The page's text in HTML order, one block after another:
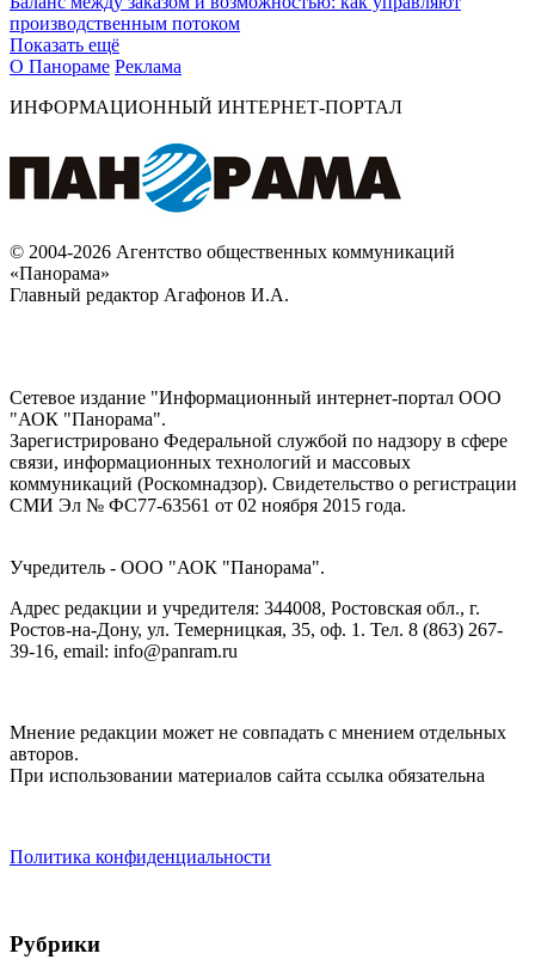
производственным потоком
Показать ещё
О Панораме Реклама
ИНФОРМАЦИОННЫЙ ИНТЕРНЕТ-ПОРТАЛ
© 2004-2026 Агентство общественных коммуникаций
«Панорама»
Главный редактор Агафонов И.А.
Сетевое издание "Информационный интернет-портал ООО
"АОК "Панорама".
Зарегистрировано Федеральной службой по надзору в сфере
связи, информационных технологий и массовых
коммуникаций (Роскомнадзор). Cвидетельство о регистрации
СМИ Эл № ФС77-63561 от 02 ноября 2015 года.
Учредитель - ООО "АОК "Панорама".
Адрес редакции и учредителя: 344008, Ростовская обл., г.
Ростов-на-Дону, ул. Темерницкая, 35, оф. 1. Тел. 8 (863) 267-
39-16, email: info@panram.ru
Мнение редакции может не совпадать с мнением отдельных
авторов.
При использовании материалов сайта ссылка обязательна
Политика конфиденциальности
Рубрики